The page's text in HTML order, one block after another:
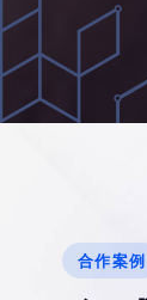
合作案例